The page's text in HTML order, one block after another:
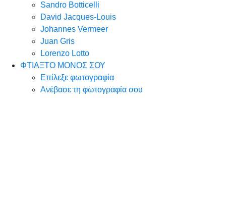
Sandro Botticelli
David Jacques-Louis
Johannes Vermeer
Juan Gris
Lorenzo Lotto
ΦΤΙΑΞΤΟ ΜΟΝΟΣ ΣΟΥ
Επίλεξε φωτογραφία
Ανέβασε τη φωτογραφία σου